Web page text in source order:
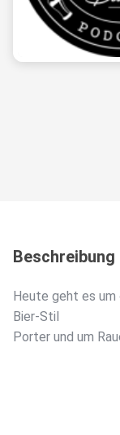
Beschreibung
Heute geht es um
Bier-Stil
Porter und um